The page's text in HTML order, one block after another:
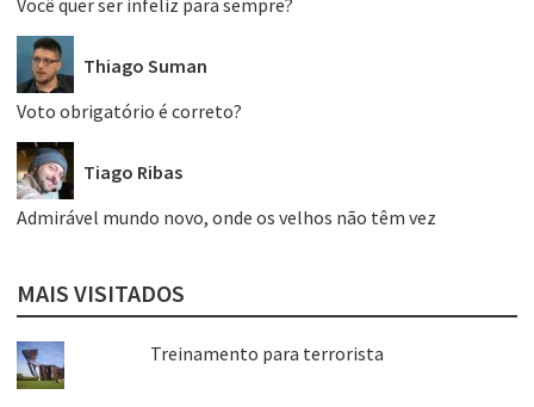
Você quer ser infeliz para sempre?
Thiago Suman
Voto obrigatório é correto?
Tiago Ribas
Admirável mundo novo, onde os velhos não têm vez
MAIS VISITADOS
Treinamento para terrorista